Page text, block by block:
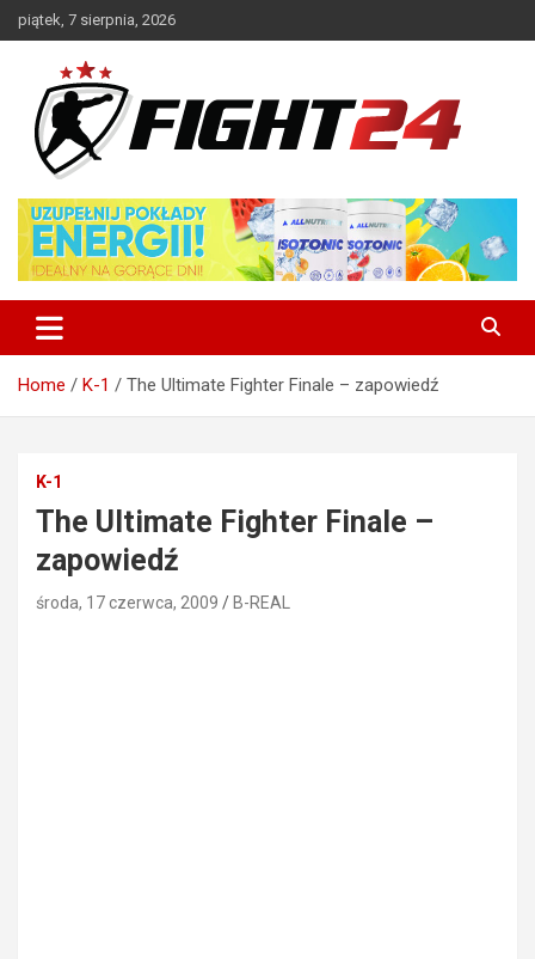
Skip
to
piątek, 7 sierpnia, 2026
FIGHT24.PL – MMA i K-1, UFC
Home K-1 The Ultimate Fighter Finale – zapowiedź
K-1
The Ultimate Fighter Finale –
zapowiedź
środa, 17 czerwca, 2009 B-REAL